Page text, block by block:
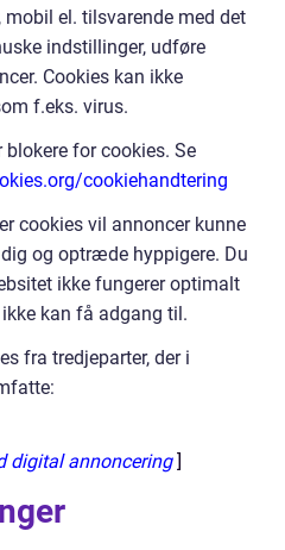
el. tilsvarende med det
indstillinger, udføre
Cookies kan ikke
f.eks. virus.
for cookies. Se
cookiehandtering
cookies vil annoncer kunne
og optræde hyppigere. Du
ikke fungerer optimalt
kan få adgang til.
fra tredjeparter, der i
digital annoncering]